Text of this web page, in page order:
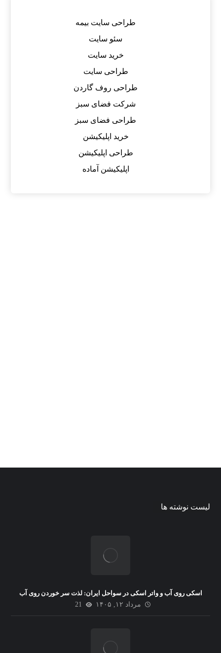
طراحی سایت بیمه
سئو سایت
خرید سایت
طراحی سایت
طراحی روف گاردن
شرکت فضای سبز
طراحی فضای سبز
خرید اپلیکیشن
طراحی اپلیکیشن
اپلیکیشن آماده
لیست نوشته ها
اسکی روی آب و واتر اسکی در سواحل ایران: لذت سر خوردن روی آب
مرداد ۱۲, ۱۴۰۵
21